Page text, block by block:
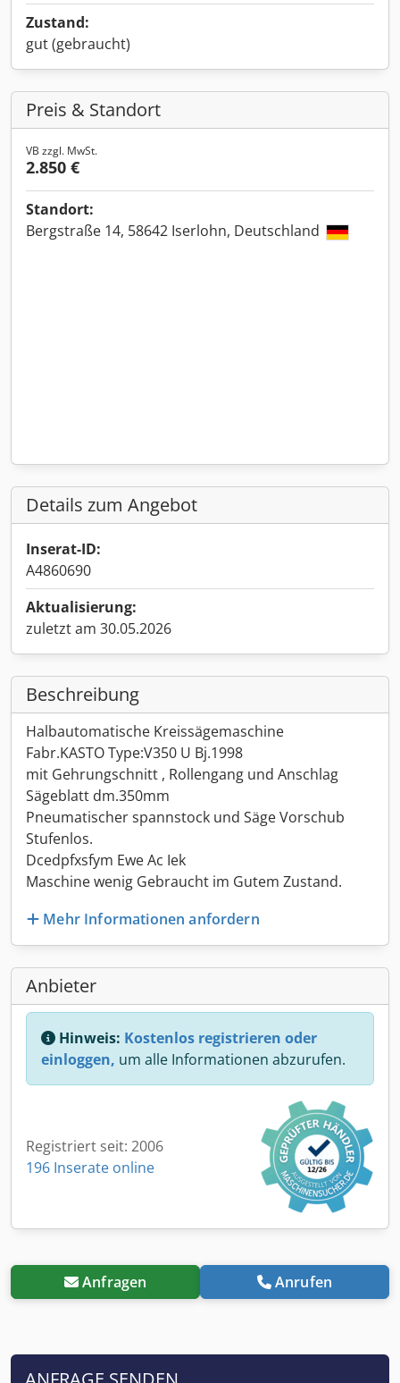
Zustand:
gut (gebraucht)
Preis & Standort
VB zzgl. MwSt.
2.850 €
Standort:
Bergstraße 14, 58642 Iserlohn, Deutschland
Details zum Angebot
Inserat-ID:
A4860690
Aktualisierung:
zuletzt am 30.05.2026
Beschreibung
Halbautomatische Kreissägemaschine
Fabr.KASTO Type:V350 U Bj.1998
mit Gehrungschnitt , Rollengang und Anschlag
Sägeblatt dm.350mm
Pneumatischer spannstock und Säge Vorschub
Stufenlos.
Dcedpfxsfym Ewe Ac Iek
Maschine wenig Gebraucht im Gutem Zustand.
Mehr Informationen anfordern
Anbieter
Hinweis: Kostenlos registrieren oder
einloggen, um alle Informationen abzurufen.
Registriert seit: 2006
196 Inserate online
Anfragen Anrufen